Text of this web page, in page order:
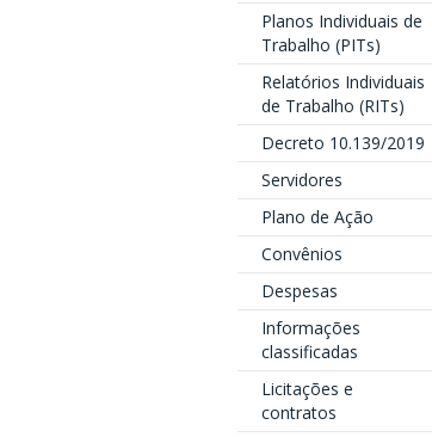
Planos Individuais de
Trabalho (PITs)
Relatórios Individuais
de Trabalho (RITs)
Decreto 10.139/2019
Servidores
Plano de Ação
Convênios
Despesas
Informações
classificadas
Licitações e
contratos